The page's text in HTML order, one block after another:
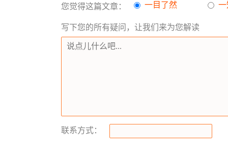
您觉得这篇文章： 一目了然 一
写下您的所有疑问，让我们来为您解读
联系方式：